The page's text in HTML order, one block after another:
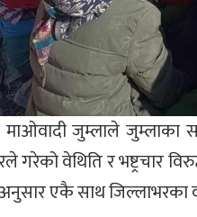
जुम्लाले जुम्लाका
गरेको वेथिति र भष्ट्रचार
एकै साथ जिल्लाभरका